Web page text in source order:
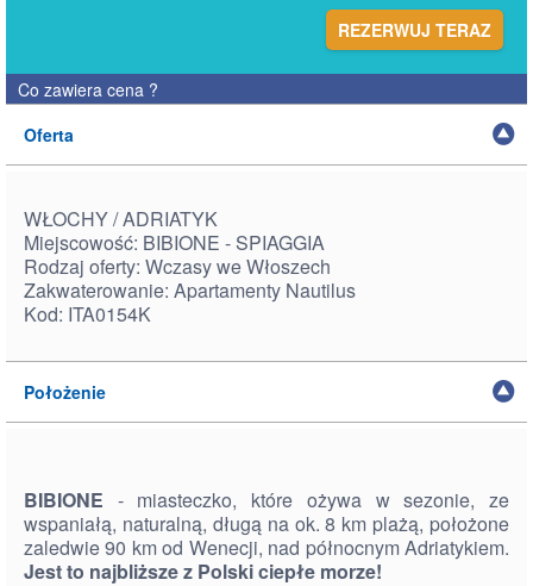
REZERWUJ TERAZ
Co zawiera cena ?
Oferta
WŁOCHY / ADRIATYK
Miejscowość: BIBIONE - SPIAGGIA
Rodzaj oferty: Wczasy we Włoszech
Zakwaterowanie: Apartamenty Nautilus
Kod: ITA0154K
Położenie
BIBIONE - miasteczko, które ożywa w sezonie, ze
wspaniałą, naturalną, długą na ok. 8 km plażą, położone
zaledwie 90 km od Wenecji, nad północnym Adriatykiem.
Jest to najbliższe z Polski ciepłe morze!